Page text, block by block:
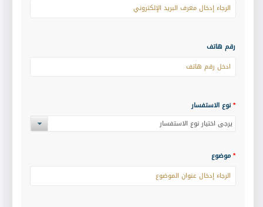
رقم هاتف
نوع الاستفسار *
يرجى اختيار نوع الاستفسار
موضوع *